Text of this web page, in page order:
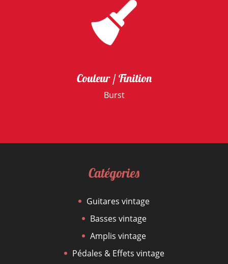
Couleur / Finition
Burst
Catégories
Guitares vintage
Basses vintage
Amplis vintage
Pédales & Effets vintage